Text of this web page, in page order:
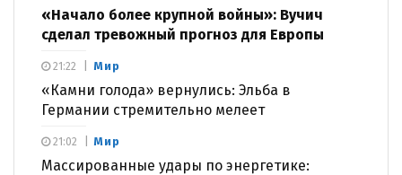
«Начало более крупной войны»: Вучич
сделал тревожный прогноз для Европы
Мир
«Камни голода» вернулись: Эльба в
Германии стремительно мелеет
21:22
Мир
Массированные удары по энергетике:
21:02